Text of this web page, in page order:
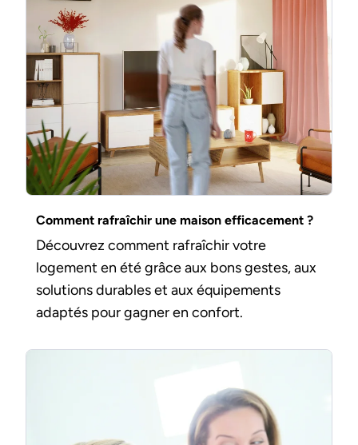
Comment rafraîchir une maison efficacement ?
Découvrez comment rafraîchir votre
logement en été grâce aux bons gestes, aux
solutions durables et aux équipements
adaptés pour gagner en confort.